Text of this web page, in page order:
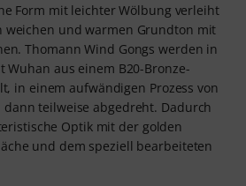
Form mit leichter Wölbung verleiht
weichen und warmen Grundton mit
Thomann Wind Gongs werden in
Wuhan aus einem B20-Bronze-
in einem aufwändigen Prozess von
teilweise abgedreht. Dadurch
Optik mit der golden
und dem speziell bearbeiteten